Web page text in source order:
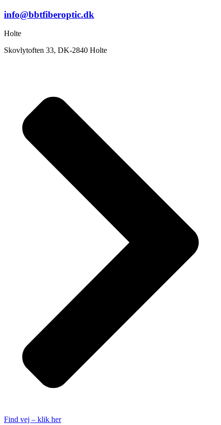
info@bbtfiberoptic.dk
Holte
Skovlytoften 33, DK-2840 Holte
Find vej – klik her